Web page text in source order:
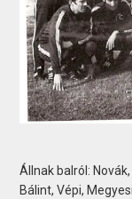
Állnak balról:
Bálint, Vépi,